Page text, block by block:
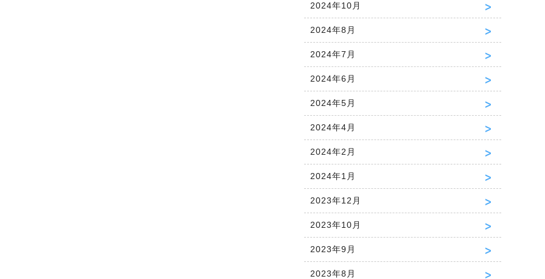
2024年10月
2024年8月
2024年7月
2024年6月
2024年5月
2024年4月
2024年2月
2024年1月
2023年12月
2023年10月
2023年9月
2023年8月